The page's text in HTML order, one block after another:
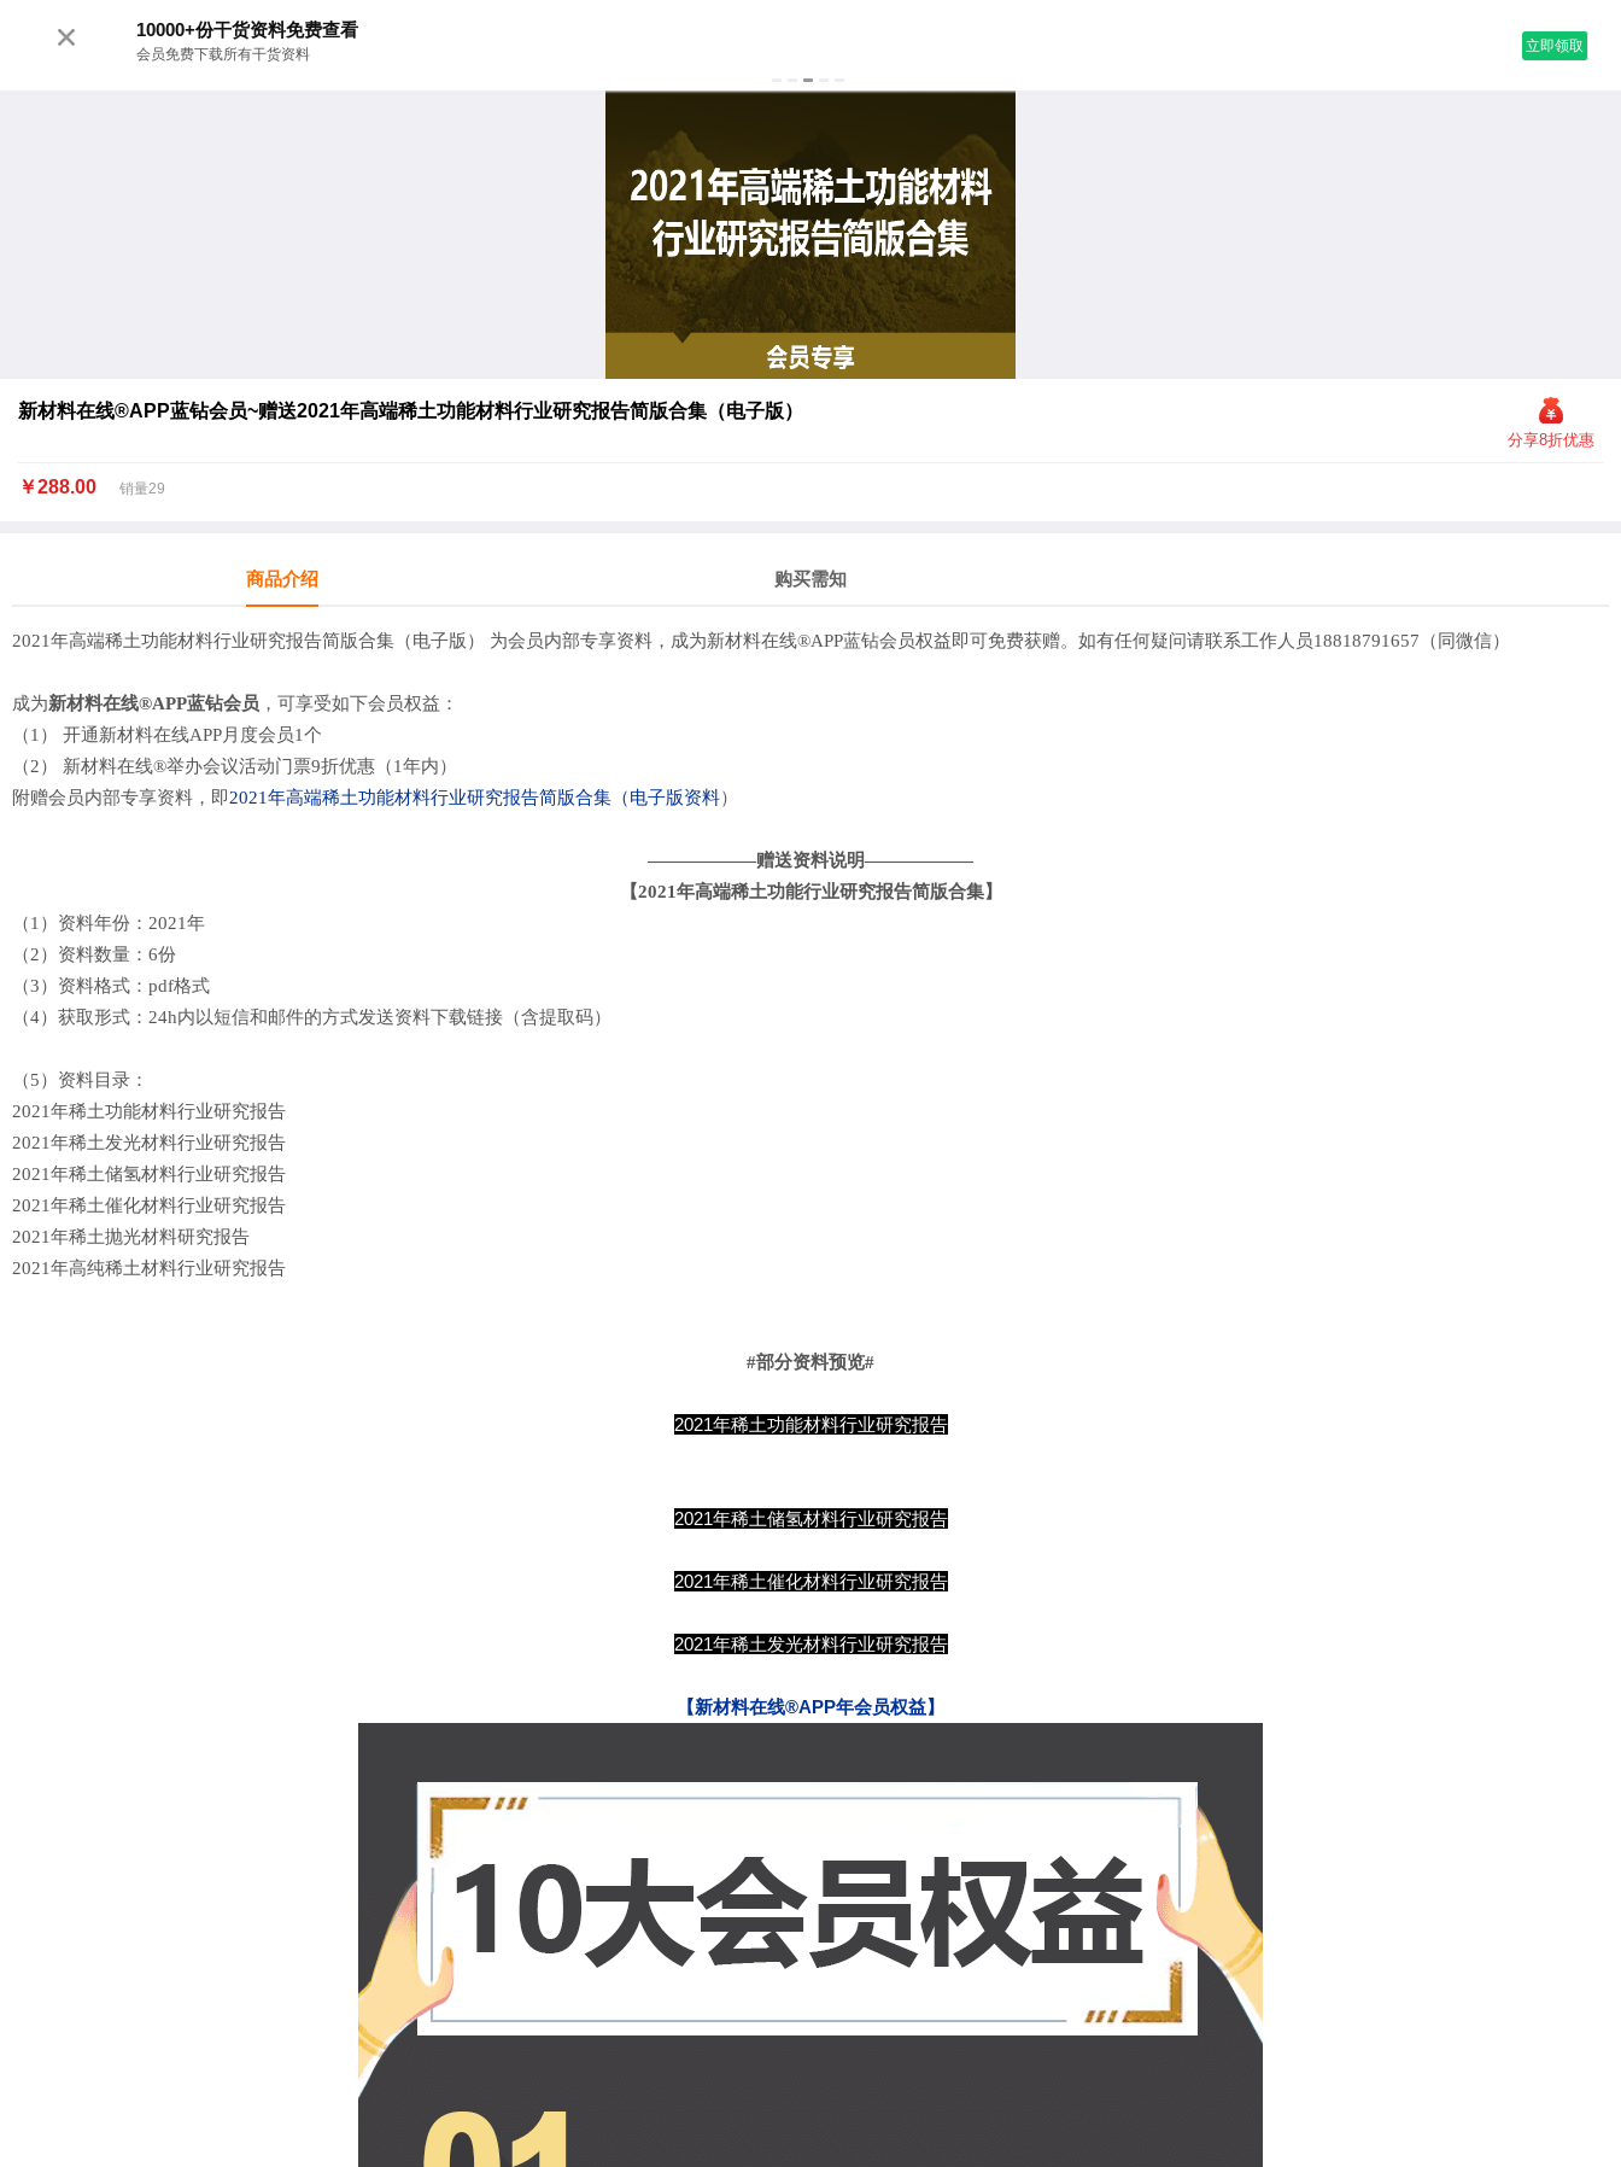
分享8折优惠
新材料在线®APP蓝钻会员~赠送2021年高端稀土功能材料行业研究报告简版合集（电子版）
￥288.00 销量29
商品介绍 购买需知
2021年高端稀土功能材料行业研究报告简版合集（电子版） 为会员内部专享资料，成为新材料在线®APP蓝钻会员权益即可免费获赠。如有任何疑问请联系工作人员18818791657（同微信）
成为新材料在线®APP蓝钻会员 ，可享受如下会员权益：
（1） 开通新材料在线APP月度会员1个
（2） 新材料在线®举办会议活动门票9折优惠（1年内）
附赠会员内部专享资料，即2021年高端稀土功能材料行业研究报告简版合集（电子版资料）
——————赠送资料说明——————
【2021年高端稀土功能行业研究报告简版合集】
（1）资料年份：2021年
（2）资料数量：6份
（3）资料格式：pdf格式
（4）获取形式： 24h内以短信和邮件的方式发送资料下载链接（含提取码）
（5）资料目录：
2021年稀土功能材料行业研究报告
2021年稀土发光材料行业研究报告
2021年稀土储氢材料行业研究报告
2021年稀土催化材料行业研究报告
2021年稀土抛光材料研究报告
2021年高纯稀土材料行业研究报告
#部分资料预览#
2021年稀土功能材料行业研究报告
2021年稀土储氢材料行业研究报告
2021年稀土催化材料行业研究报告
2021年稀土发光材料行业研究报告
【新材料在线®APP年会员权益】
10000+份干货资料免费查看
会员免费下载所有干货资料 立即领取